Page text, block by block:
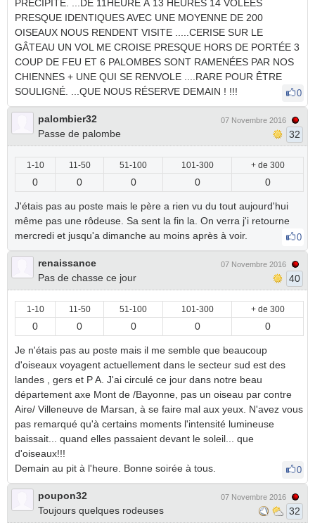
PRÉCIPITÉ. ...DE 11HEURE À 13 HEURES 14 VOLÉES
PRESQUE IDENTIQUES AVEC UNE MOYENNE DE 200
OISEAUX NOUS RENDENT VISITE .....CERISE SUR LE
GÂTEAU UN VOL ME CROISE PRESQUE HORS DE PORTÉE 3
COUP DE FEU ET 6 PALOMBES SONT RAMENÉES PAR NOS
CHIENNES + UNE QUI SE RENVOLE ....RARE POUR ÊTRE
SOULIGNÉ. ...QUE NOUS RÉSERVE DEMAIN ! !!!
0
palombier32
Passe de palombe
07 Novembre 2016
32
1-10 11-50 51-100 101-300 + de 300
0 0 0 0 0
J'étais pas au poste mais le père a rien vu du tout aujourd'hui
même pas une rôdeuse. Sa sent la fin la. On verra j'i retourne
mercredi et jusqu'a dimanche au moins après à voir.
0
renaissance
Pas de chasse ce jour
07 Novembre 2016
40
1-10 11-50 51-100 101-300 + de 300
0 0 0 0 0
Je n'étais pas au poste mais il me semble que beaucoup
d'oiseaux voyagent actuellement dans le secteur sud est des
landes , gers et P A. J'ai circulé ce jour dans notre beau
département axe Mont de /Bayonne, pas un oiseau par contre
Aire/ Villeneuve de Marsan, à se faire mal aux yeux. N'avez vous
pas remarqué qu'à certains moments l'intensité lumineuse
baissait... quand elles passaient devant le soleil... que
d'oiseaux!!!
Demain au pit à l'heure. Bonne soirée à tous.
0
poupon32
Toujours quelques rodeuses
07 Novembre 2016
32